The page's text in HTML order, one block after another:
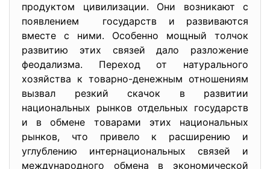
продуктом цивилизации. Они возникают с
появлением государств и развиваются
вместе с ними. Особенно мощный толчок
развитию этих связей дало разложение
феодализма. Переход от натурального
хозяйства к товарно-денежным отношениям
вызвал резкий скачок в развитии
национальных рынков отдельных государств
и в обмене товарами этих национальных
рынков, что привело к расширению и
углублению интернациональных связей и
международного обмена в экономической